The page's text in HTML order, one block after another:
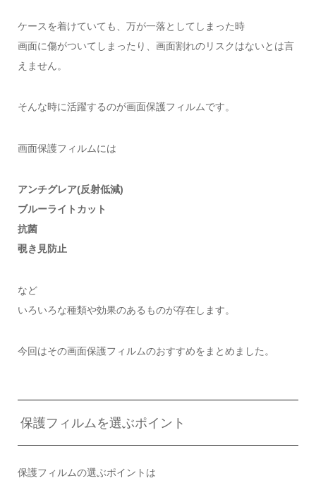
ケースを着けていても、万が一落としてしまった時
画面に傷がついてしまったり、画面割れのリスクはないとは言
えません。
そんな時に活躍するのが画面保護フィルムです。
画面保護フィルムには
アンチグレア(反射低減)
ブルーライトカット
抗菌
覗き見防止
など
いろいろな種類や効果のあるものが存在します。
今回はその画面保護フィルムのおすすめをまとめました。
保護フィルムを選ぶポイント
保護フィルムの選ぶポイントは